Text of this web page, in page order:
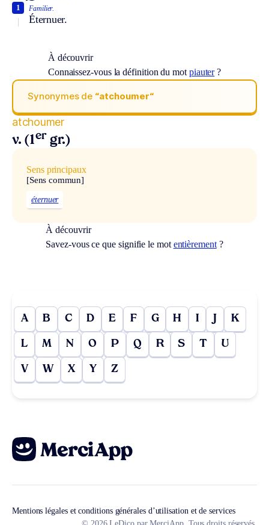
Familier.
Éternuer.
1
À découvrir
Connaissez-vous la définition du mot piauter?
Synonymes de “atchoumer“
atchoumer
v. (1er gr.)
Sens principaux
[Sens commun]
éternuer
À découvrir
Savez-vous ce que signifie le mot entièrement?
A B C D E F G H I J K
L M N O P Q R S T U
V W X Y Z
Mentions légales et conditions générales d’utilisation et de services